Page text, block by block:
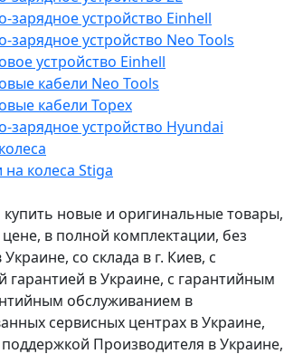
зарядное устройство Einhell
зарядное устройство Neo Tools
устройство Einhell
кабели Neo Tools
кабели Topex
зарядное устройство Hyundai
колеса Stiga
купить новые и оригинальные товары,
в полной комплектации, без
со склада в г. Киев, с
гарантией в Украине, с гарантийным
обслуживанием в
сервисных центрах в Украине,
Производителя в Украине,